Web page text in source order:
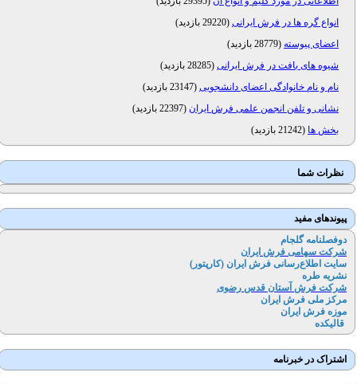
انواع گره ها در فرش ایرانی( 29220 بازدید
)
اعضای پیوسته(28779 بازدید
)
شیوه های بافت در فرش ایرانی( 28285 بازدید
)
نام و نام خانوادگی اعضای دانشجویی( 23147 بازدید
)
نشانی و تلفن انجمن علمی فرش ایران (22397 بازدید
)
بخش ها (21242 بازدید )
نظرات شما
پیوندهای مفید
دوفصلنامه گلجام
شرکت سهامی فرش ایران
سایت اطلاع‌رسانی فرش ایران (کارپتور)
نشریه طره
شرکت فرش آستان قدس رضوی
مرکز ملی فرش ایران
موزه فرش ایران
قالیکده
اشتراک در خبرنامه